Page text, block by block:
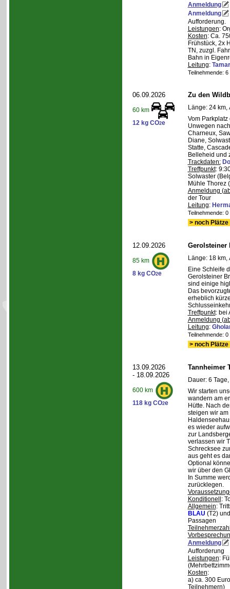
Anmeldung
Anmeldung
Aufforderung.
Leistungen:
Kosten: Ca.
Frühstück, 2x
TN, zuzgl.
Bahn in
Leitung:
Teilnehmende:
06.09.2026
60 km
12 kg CO2e
Zu den
Länge: 24 km,
Vom
Unwegen
Charneux,
Diane,
Statte,
Belleheid und
Trackdaten:
Treffpunkt:
Solwaster
Mühle Thorez
Anmeldung
der Tour
Leitung:
Teilnehmende:
> noch
12.09.2026
85 km
8 kg CO2e
Gerolsteiner
Länge: 18 km,
Eine Schleife
Gerolsteiner
sind einige
Das
erheblich
Treffpunkt: bei
Anmeldung
Leitung:
Teilnehmende:
> noch
13.09.2026
- 18.09.2026
600 km
118 kg CO2e
Tannheimer
Dauer: 6
Wir starten
wandern am
Hütte. Nach
steigen wir
es wieder
zur
verlassen wir
Schrecksee
aus geht es
Optional
wir über den
In Summe
zurücklegen.
Konditionell :
Allgemein:
BLAU (T2)
Passagen
Anmeldung
Aufforderung
Leistungen:
Kosten:
a) ca. 300
Teilnehmern)